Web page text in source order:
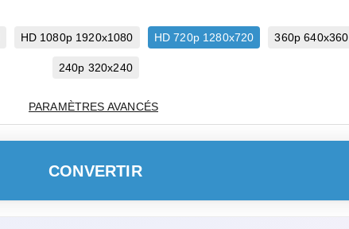
HD 1080p 1920x1080 HD 720p 1280x720 360p 640x360
240p 320x240
PARAMÈTRES AVANCÉS
CONVERTIR